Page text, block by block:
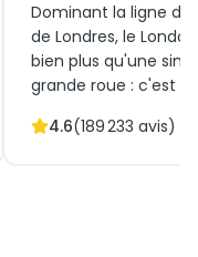
Dominant la ligne
de Londres, le
bien plus qu'une
grande roue : c'est
ville. Avec ses
4.6(189 233 avis)